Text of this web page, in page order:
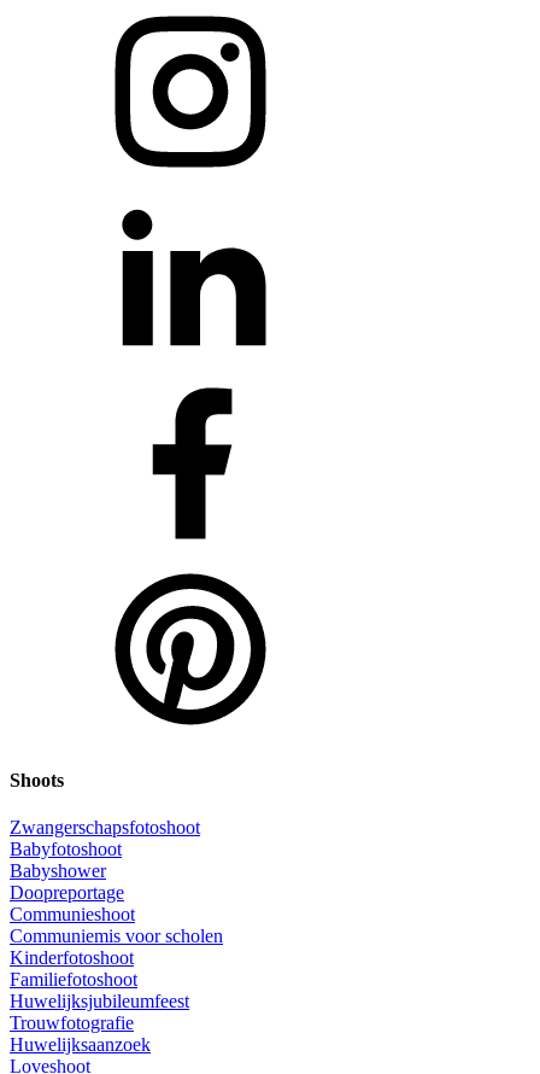
Shoots
Zwangerschapsfotoshoot
Babyfotoshoot
Babyshower
Doopreportage
Communieshoot
Communiemis voor scholen
Kinderfotoshoot
Familiefotoshoot
Huwelijksjubileumfeest
Trouwfotografie
Huwelijksaanzoek
Loveshoot